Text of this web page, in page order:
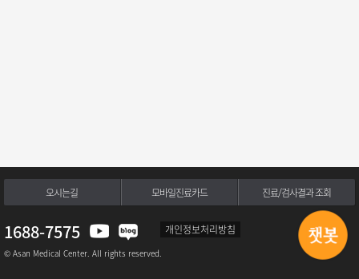
오시는길 모바일진료카드 진료/검사결과 조회
1688-7575 개인정보처리방침
© Asan Medical Center. All rights reserved.